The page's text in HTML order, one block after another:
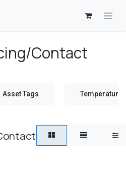
Contact
Asset Tags Temperature